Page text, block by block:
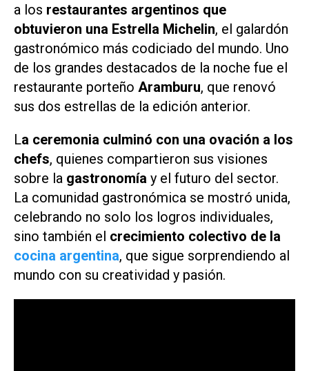
a los restaurantes argentinos que
obtuvieron una Estrella Michelin, el galardón
gastronómico más codiciado del mundo. Uno
de los grandes destacados de la noche fue el
restaurante porteño Aramburu, que renovó
sus dos estrellas de la edición anterior.
La ceremonia culminó con una ovación a los
chefs, quienes compartieron sus visiones
sobre la gastronomía y el futuro del sector.
La comunidad gastronómica se mostró unida,
celebrando no solo los logros individuales,
sino también el crecimiento colectivo de la
cocina argentina, que sigue sorprendiendo al
mundo con su creatividad y pasión.